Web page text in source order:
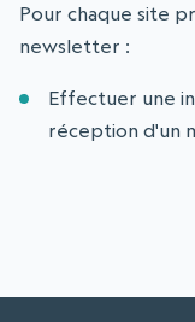
Pour chaque site
newsletter :
Effectuer une
réception d'un